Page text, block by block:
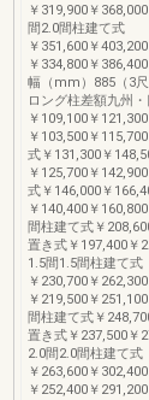
￥319,900￥
間2.0間柱建て式
￥351,600￥
￥334,800￥
幅（mm）885（3尺
ロング柱差額九州
￥109,100￥
￥103,500￥
式￥131,300￥
￥125,700￥
式￥146,000￥
￥140,400￥
間柱建て式￥
置き式￥197,400￥
1.5間1.5間柱建て式
￥230,700￥
￥219,500￥
間柱建て式￥
置き式￥237,500￥
2.0間2.0間柱建て式
￥263,600￥
￥252,400￥